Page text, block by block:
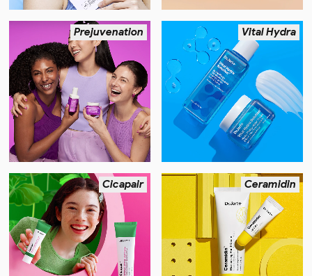
Prejuvenation Vital Hydra
Cicapair Ceramidin